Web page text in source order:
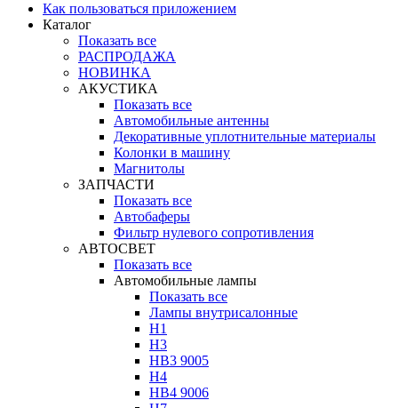
Как пользоваться приложением
Каталог
Показать все
РАСПРОДАЖА
НОВИНКА
АКУСТИКА
Показать все
Автомобильные антенны
Декоративные уплотнительные материалы
Колонки в машину
Магнитолы
ЗАПЧАСТИ
Показать все
Автобаферы
Фильтр нулевого сопротивления
АВТОСВЕТ
Показать все
Автомобильные лампы
Показать все
Лампы внутрисалонные
H1
H3
HB3 9005
H4
HB4 9006